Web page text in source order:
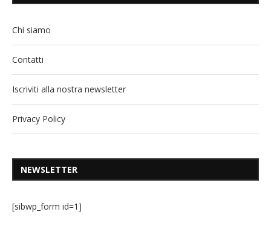
Chi siamo
Contatti
Iscriviti alla nostra newsletter
Privacy Policy
NEWSLETTER
[sibwp_form id=1]